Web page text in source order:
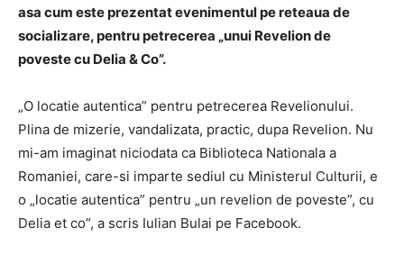
asa cum este prezentat evenimentul pe reteaua de
socializare, pentru petrecerea „unui Revelion de
poveste cu Delia & Co”.
„O locatie autentica” pentru petrecerea Revelionului.
Plina de mizerie, vandalizata, practic, dupa Revelion. Nu
mi-am imaginat niciodata ca Biblioteca Nationala a
Romaniei, care-si imparte sediul cu Ministerul Culturii, e
o „locatie autentica” pentru „un revelion de poveste”, cu
Delia et co”, a scris Iulian Bulai pe Facebook.